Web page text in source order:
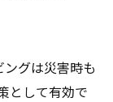
グは災害時も
として有効で